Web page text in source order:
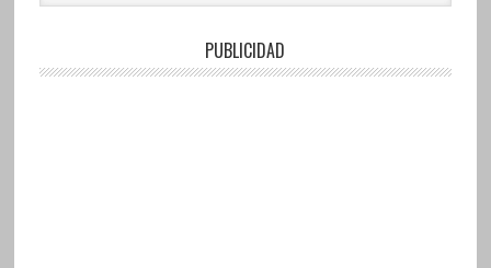
PUBLICIDAD